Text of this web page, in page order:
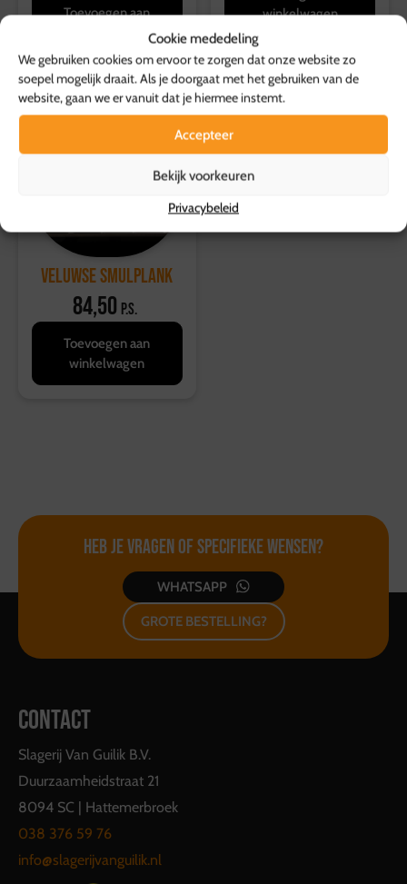
Cookie mededeling
We gebruiken cookies om ervoor te zorgen dat onze website zo
soepel mogelijk draait. Als je doorgaat met het gebruiken van de
website, gaan we er vanuit dat je hiermee instemt.
Accepteer
Bekijk voorkeuren
Privacybeleid
Toevoegen aan
winkelwagen
Veluwse Smulplank
84,50 p.s.
Toevoegen aan
winkelwagen
Heb je vragen ofspecifieke wensen?
WHATSAPP
GROTE BESTELLING?
CONTACT
Slagerij Van Guilik B.V.
Duurzaamheidstraat 21
8094 SC | Hattemerbroek
038 376 59 76
info@slagerijvanguilik.nl